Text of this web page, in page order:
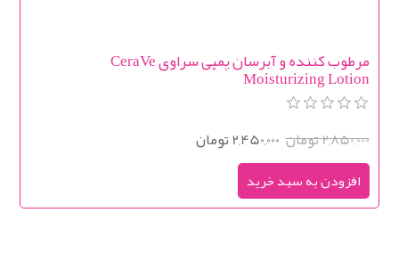
مرطوب کننده و آبرسان پمپی سراوی CeraVe
Moisturizing Lotion
2,850,000 تومان 2,450,000 تومان